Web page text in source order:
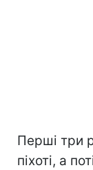
Перші три
піхоті, а